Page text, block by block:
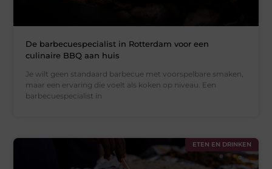
De barbecuespecialist in Rotterdam voor een
culinaire BBQ aan huis
Je wilt geen standaard barbecue met voorspelbare smaken,
maar een ervaring die voelt als koken op niveau. Een
barbecuespecialist in
ETEN EN DRINKEN